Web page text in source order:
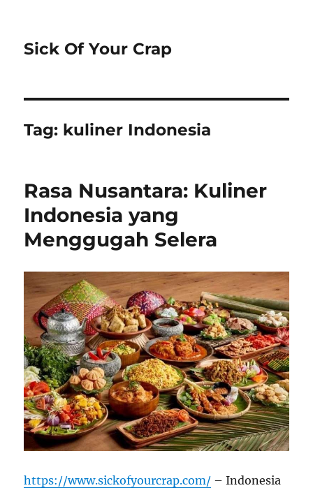
Sick Of Your Crap
Tag: kuliner Indonesia
Rasa Nusantara: Kuliner
Indonesia yang
Menggugah Selera
https://www.sickofyourcrap.com/ – Indonesia